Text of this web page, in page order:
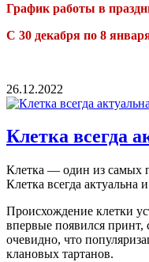
График работы в
С 30 декабря по 8
26.12.2022
Клетка всегда
Клетка — один из самых
Клетка всегда актуальна
Происхождение клетки
впервые появился принт,
очевидно, что
клановых тартанов.